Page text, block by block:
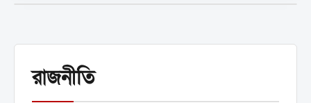
রাজনীতি